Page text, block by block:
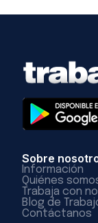
Sobre
Información
Quiénes
Trabaja con
Blog de
Contáctanos